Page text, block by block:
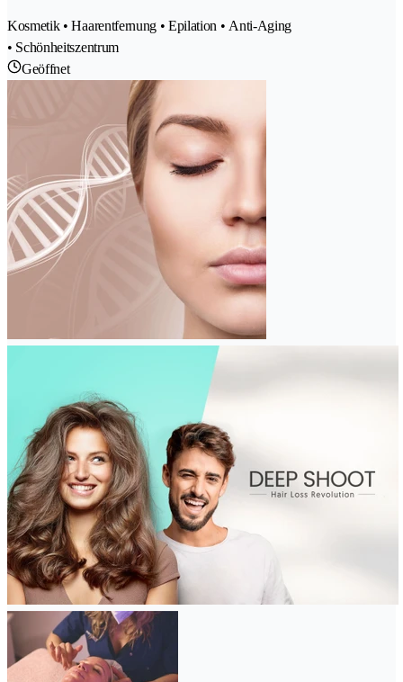
Kosmetik • Haarentfernung • Epilation • Anti-Aging
• Schönheitszentrum
Geöffnet